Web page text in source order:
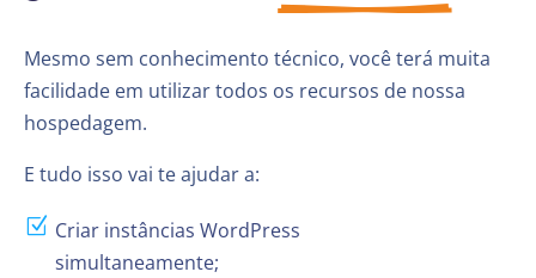
Mesmo sem conhecimento técnico, você terá muita
facilidade em utilizar todos os recursos de nossa
hospedagem.
E tudo isso vai te ajudar a:
Z Criar instâncias WordPress
simultaneamente;